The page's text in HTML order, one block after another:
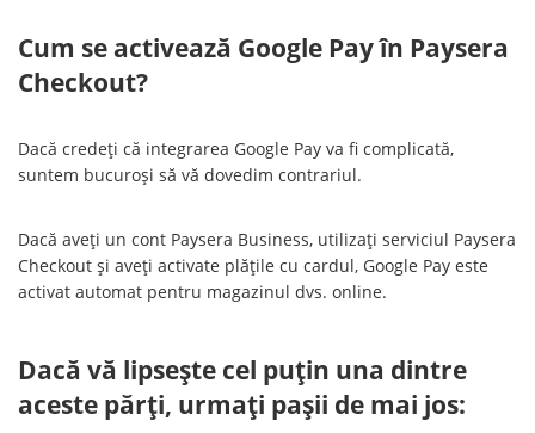
Cum se activează Google Pay în Paysera
Checkout?
Dacă credeți că integrarea Google Pay va fi complicată,
suntem bucuroși să vă dovedim contrariul.
Dacă aveți un cont Paysera Business, utilizați serviciul Paysera
Checkout și aveți activate plățile cu cardul, Google Pay este
activat automat pentru magazinul dvs. online.
Dacă vă lipsește cel puțin una dintre
aceste părți, urmați pașii de mai jos: